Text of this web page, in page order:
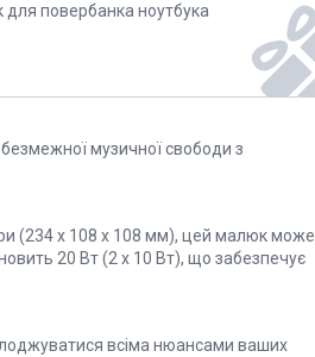
для повербанка ноутбука
музичної свободи з
(234 x 108 x 108 мм), цей малюк може
20 Вт (2 x 10 Вт), що забезпечує
всіма нюансами ваших